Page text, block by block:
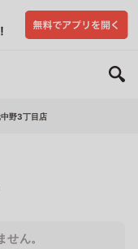
野3丁目店
ん。